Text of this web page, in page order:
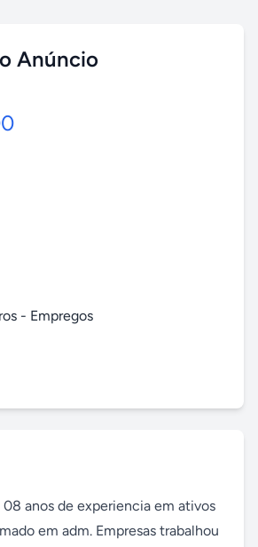
Anúncio
- Empregos
anos de experiencia em ativos
em adm. Empresas trabalhou